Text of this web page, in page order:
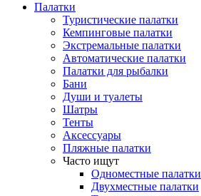
Палатки
Туристические палатки
Кемпинговые палатки
Экстремальные палатки
Автоматические палатки
Палатки для рыбалки
Бани
Души и туалеты
Шатры
Тенты
Аксессуары
Пляжные палатки
Часто ищут
Одноместные палатки
Двухместные палатки